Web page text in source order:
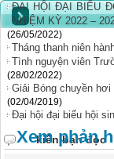
ĐẠI HỘI ĐẠI BIỂU
NHIỆM KỲ 2022 –
(26/05/2022)
Tháng thanh niên
Tình nguyện viên
(28/02/2022)
Giải Bóng chuyền
(02/04/2019)
Đại hội đại biểu hội
kiến bạn đọc
Xem phản